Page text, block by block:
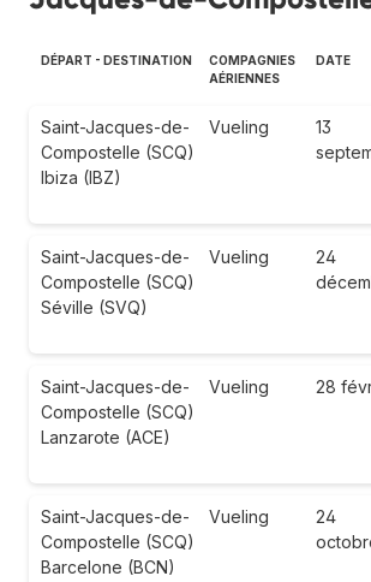
DÉPART - DESTINATION
COMPAGNIES
AÉRIENNES
DATE
Saint-Jacques-de-
Compostelle (SCQ)
Ibiza (IBZ)
Vueling
13
Saint-Jacques-de-
Compostelle (SCQ)
Séville (SVQ)
Vueling
24
Saint-Jacques-de-
Compostelle (SCQ)
Lanzarote (ACE)
Vueling 28
Saint-Jacques-de-
Compostelle (SCQ)
Barcelone (BCN)
Vueling
24